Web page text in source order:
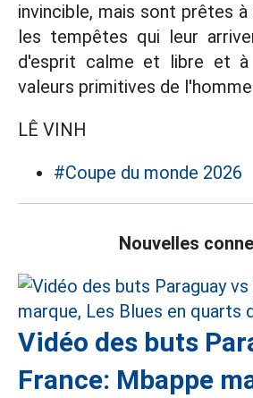
invincible, mais sont prêtes
les tempêtes qui leur
d'esprit calme et libre et à
valeurs primitives de
LÊ VINH
#Coupe du monde 2026
Nouvelles
Vidéo des buts
France: Mbappe